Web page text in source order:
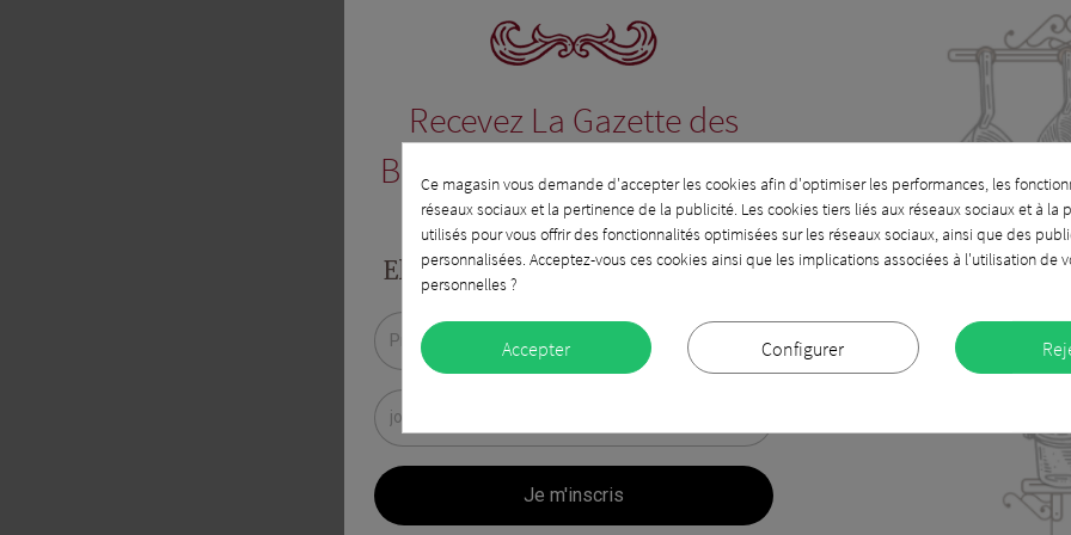
Tournedos de magret de canard Rossini
plats
star star star star star
Publié :
- Les
star star
Ce magasin vous demande d'accepter les cookies afin d'optimiser les performances, les
réseaux sociaux et la pertinence de la publicité. Les cookies tiers liés aux réseaux sociaux et à la
utilisés pour vous offrir des fonctionnalités optimisées sur les réseaux sociaux, ainsi que des
personnalisées. Acceptez-vous ces cookies ainsi que les implications associées à l'utilisation de
personnelles ?
Accepter Configurer
Recevez La Gazette des
Bouriettes dans votre boîte
mail.
Elle est truffée de bonnes idées !